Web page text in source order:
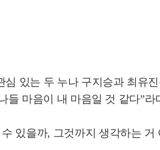
있는 두 누나 구지승과 최유
들 마음이 내 마음일 것 같다”라
있을까, 그것까지 생각하는 거